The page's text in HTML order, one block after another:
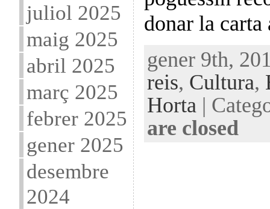
juliol 2025
maig 2025
abril 2025
març 2025
febrer 2025
gener 2025
desembre
2024
donar la
gener 9th,
reis, Cultura,
Horta |
are closed